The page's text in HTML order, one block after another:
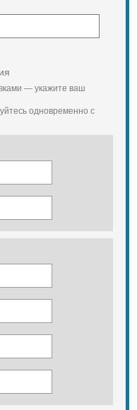
— укажите ваш
одновременно с